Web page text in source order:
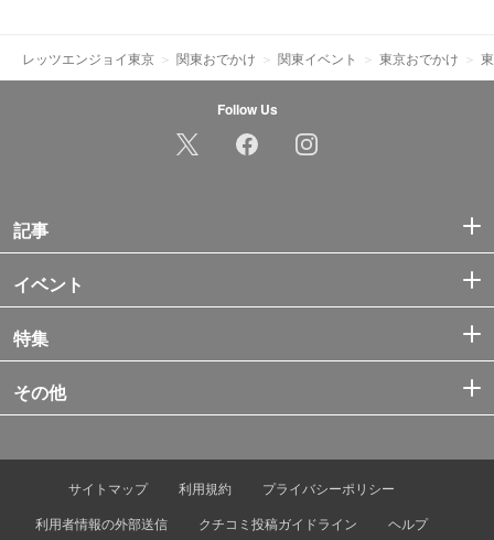
レッツエンジョイ東京 関東おでかけ 関東イベント 東京おでかけ
Follow Us
記事
イベント
特集
その他
サイトマップ 利用規約
プライバシーポリシー
利用者情報の外部送信
クチコミ投稿ガイドライン ヘルプ